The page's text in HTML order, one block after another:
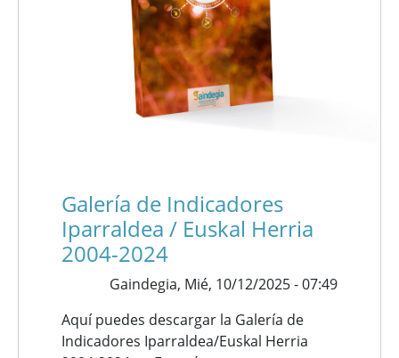
Galería de Indicadores
Iparraldea / Euskal Herria
2004-2024
Gaindegia, Mié, 10/12/2025 - 07:49
Aquí puedes descargar la Galería de
Indicadores Iparraldea/Euskal Herria